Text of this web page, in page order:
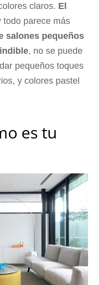
claros. El
todo parece más
salones pequeños
, no se puede
pequeños toques
y colores pastel
es tu